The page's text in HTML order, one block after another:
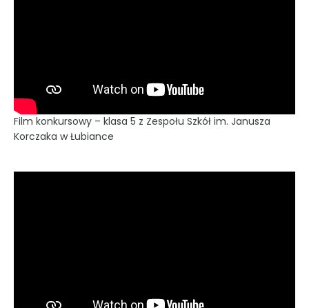
Film konkursowy – klasa 5 z Zespołu Szkół im. Janusza
Korczaka w Łubiance